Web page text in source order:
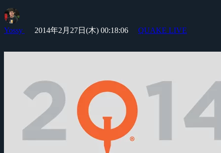
Yossy 2014年2月27日(木) 00:18:06 QUAKE LIVE